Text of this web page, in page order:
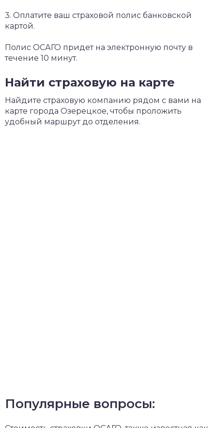
3. Оплатите ваш страховой полис банковской
картой.
Полис ОСАГО придет на электронную почту в
течение 10 минут.
Найти страховую на карте
Найдите страховую компанию рядом с вами на
карте города Озерецкое, чтобы проложить
удобный маршрут до отделения.
Популярные вопросы: